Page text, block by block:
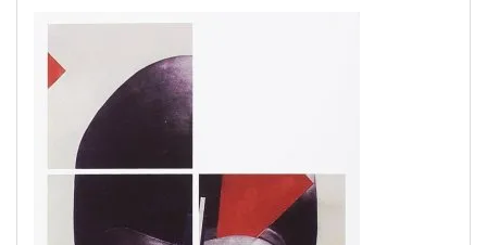
Poshumanas
y
Distópicas:
Viaje